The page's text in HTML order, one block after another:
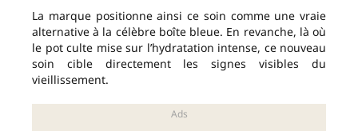
La marque positionne ainsi ce soin comme une vraie
alternative à la célèbre boîte bleue. En revanche, là où
le pot culte mise sur l’hydratation intense, ce nouveau
soin cible directement les signes visibles du
vieillissement.